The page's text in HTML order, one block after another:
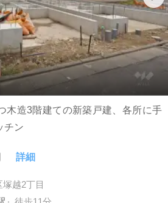
木造3階建ての新築戸建、各所に手
チン
詳細
越2丁目